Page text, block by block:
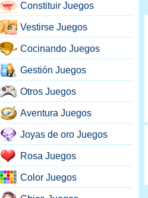
Constituir Juegos
Vestirse Juegos
Cocinando Juegos
Gestión Juegos
Otros Juegos
Aventura Juegos
Joyas de oro Juegos
Rosa Juegos
Color Juegos